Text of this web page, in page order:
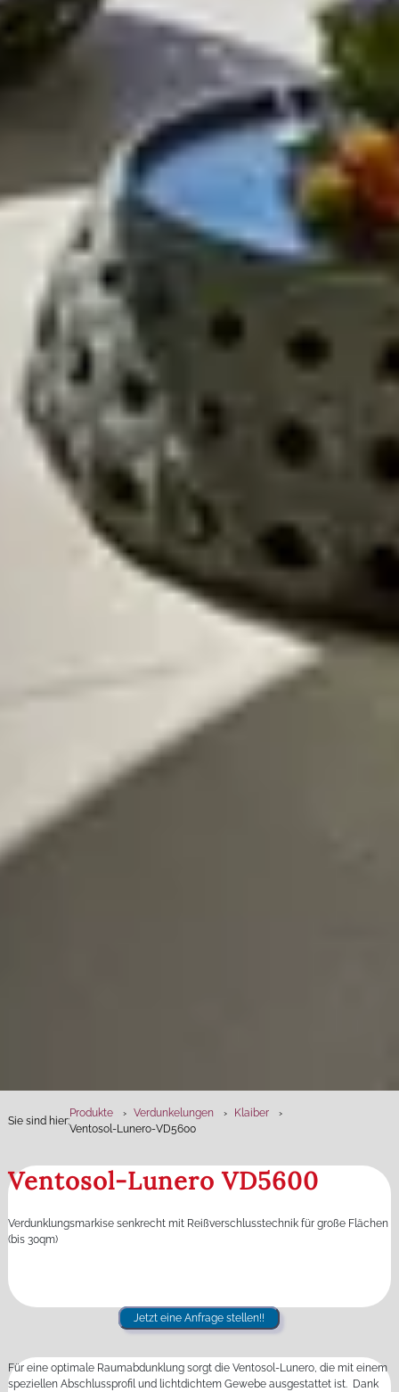
Sie sind hier:
Produkte Verdunkelungen
Klaiber
Ventosol-Lunero-VD5600
Ventosol-Lunero VD5600
Verdunklungsmarkise senkrecht mit Reißverschlusstechnik für große Flächen
(bis 30qm)
Jetzt eine Anfrage stellen!!
Für eine optimale Raumabdunklung sorgt die Ventosol-Lunero, die mit einem
speziellen Abschlussprofil und lichtdichtem Gewebe ausgestattet ist. Dank